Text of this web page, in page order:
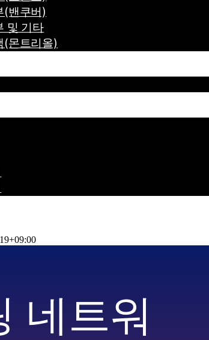
(밴쿠버)
및 기타
(몬트리올)
네트워